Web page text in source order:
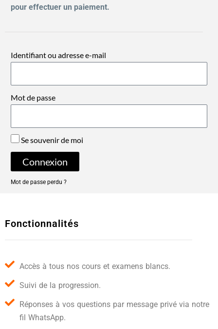
pour effectuer un paiement.
Identifiant ou adresse e-mail
Mot de passe
Se souvenir de moi
Connexion
Mot de passe perdu ?
Fonctionnalités
Accès à tous nos cours et examens blancs.
Suivi de la progression.
Réponses à vos questions par message privé via notre
fil WhatsApp.